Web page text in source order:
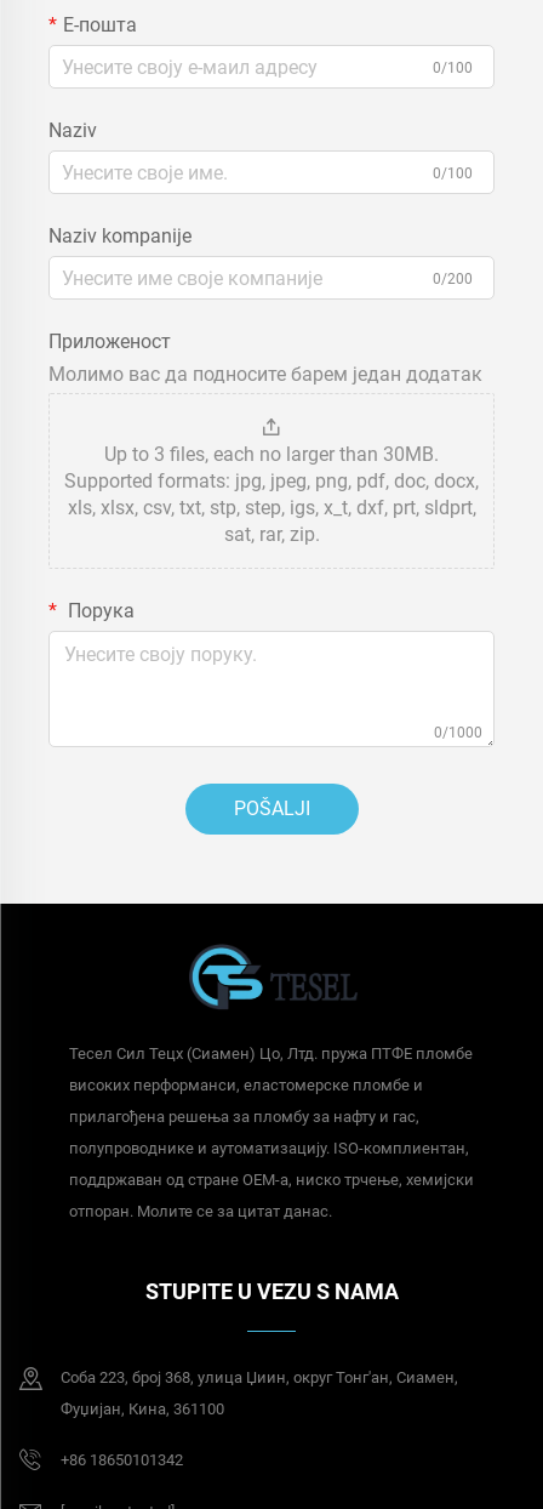
Е-пошта
0/100
Naziv
0/100
Naziv kompanije
0/200
Приложеност
Молимо вас да подносите барем један додатак
Up to 3 files, each no larger than 30MB.
Supported formats: jpg, jpeg, png, pdf, doc, docx,
xls, xlsx, csv, txt, stp, step, igs, x_t, dxf, prt, sldprt,
sat, rar, zip.
Порука
0/1000
POŠALJI
Тесел Сил Тецх (Сиамен) Цо, Лтд. пружа ПТФЕ пломбе
високих перформанси, еластомерске пломбе и
прилагођена решења за пломбу за нафту и гас,
полупроводнике и аутоматизацију. ISO-комплиентан,
поддржаван од стране ОЕМ-а, ниско трчење, хемијски
отпоран. Молите се за цитат данас.
STUPITE U VEZU S NAMA
Соба 223, број 368, улица Џиин, округ Тонг'ан, Сиамен,
Фуџијан, Кина, 361100
+86 18650101342